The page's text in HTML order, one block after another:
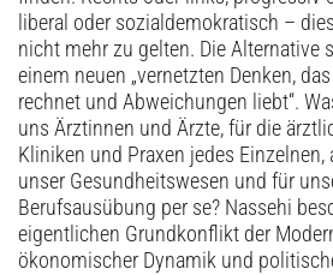
liberal oder sozialdemokratisch –
nicht mehr zu gelten. Die Alternative
einem neuen „vernetzten Denken,
rechnet und Abweichungen liebt“.
uns Ärztinnen und Ärzte, für die
Kliniken und Praxen jedes
unser Gesundheitswesen und für
Berufsausübung per se? Nassehi
eigentlichen Grundkonflikt der
ökonomischer Dynamik und